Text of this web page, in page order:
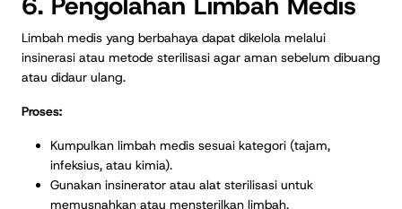
Limbah medis yang berbahaya dapat dikelola melalui
insinerasi atau metode sterilisasi agar aman sebelum dibuang
atau didaur ulang.
Proses:
Kumpulkan limbah medis sesuai kategori (tajam,
infeksius, atau kimia).
Gunakan insinerator atau alat sterilisasi untuk
memusnahkan atau mensterilkan limbah.